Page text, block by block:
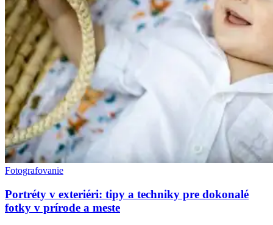
Fotografovanie
Portréty v exteriéri: tipy a techniky pre dokonalé
fotky v prírode a meste